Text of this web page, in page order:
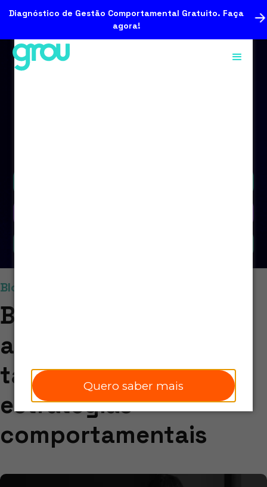
Quero saber mais
Diagnóstico de Gestão Comportamental Gratuito. Faça
agora!
Blog
Benefícios flexíveis:
atraia e retenha
talentos com
estratégias
comportamentais